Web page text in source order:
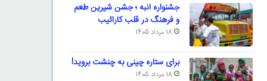
جشنواره انبه ؛ جشن شیرین طعم
و فرهنگ در قلب کارائیب
18 مرداد 1405
برای ستاره چینی به چنشت بروید!
18 مرداد 1405